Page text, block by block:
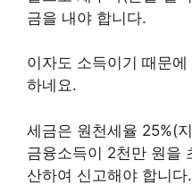
금을 내야 합니다.
이자도 소득이기 때문
하네요.
세금은 원천세율 25%(
금융소득이 2천만 원을
산하여 신고해야 합니다.